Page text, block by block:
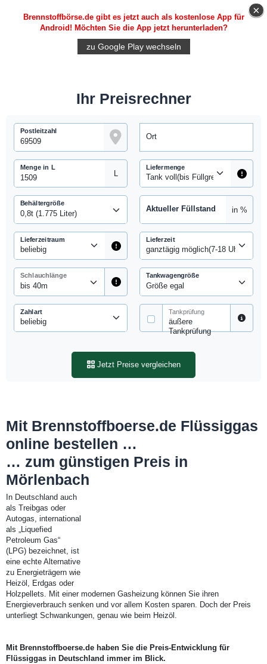
×
Brennstoffbörse.de gibt es jetzt auch als kostenlose App für
Android ! Möchten Sie die App jetzt herunterladen?
zu Google Play wechseln
Ihr Preisrechner
Postleitzahl
Ort
Menge in L
L
Liefermenge
Behältergröße
Aktueller Füllstand in %
Lieferzeitraum Lieferzeit
Schlauchlänge Tankwagengröße
Zahlart
äußere
Tankprüfung
Tankprüfung
Jetzt Preise vergleichen
Mit Brennstoffboerse.de Flüssiggas
online bestellen …
… zum günstigen Preis in
Mörlenbach
In Deutschland auch
als Treibgas oder
Autogas, international
als „Liquefied
Petroleum Gas“
(LPG) bezeichnet, ist
eine echte Alternative
zu Energieträgern wie
Heizöl, Erdgas oder
Holzpellets. Mit einer modernen Gasheizung können Sie ihren
Energieverbrauch senken und vor allem Kosten sparen. Doch der Preis
unterliegt Schwankungen, genau wie beim Heizöl.
Mit Brennstoffboerse.de haben Sie die Preis-Entwicklung für
Flüssiggas in Deutschland immer im Blick.